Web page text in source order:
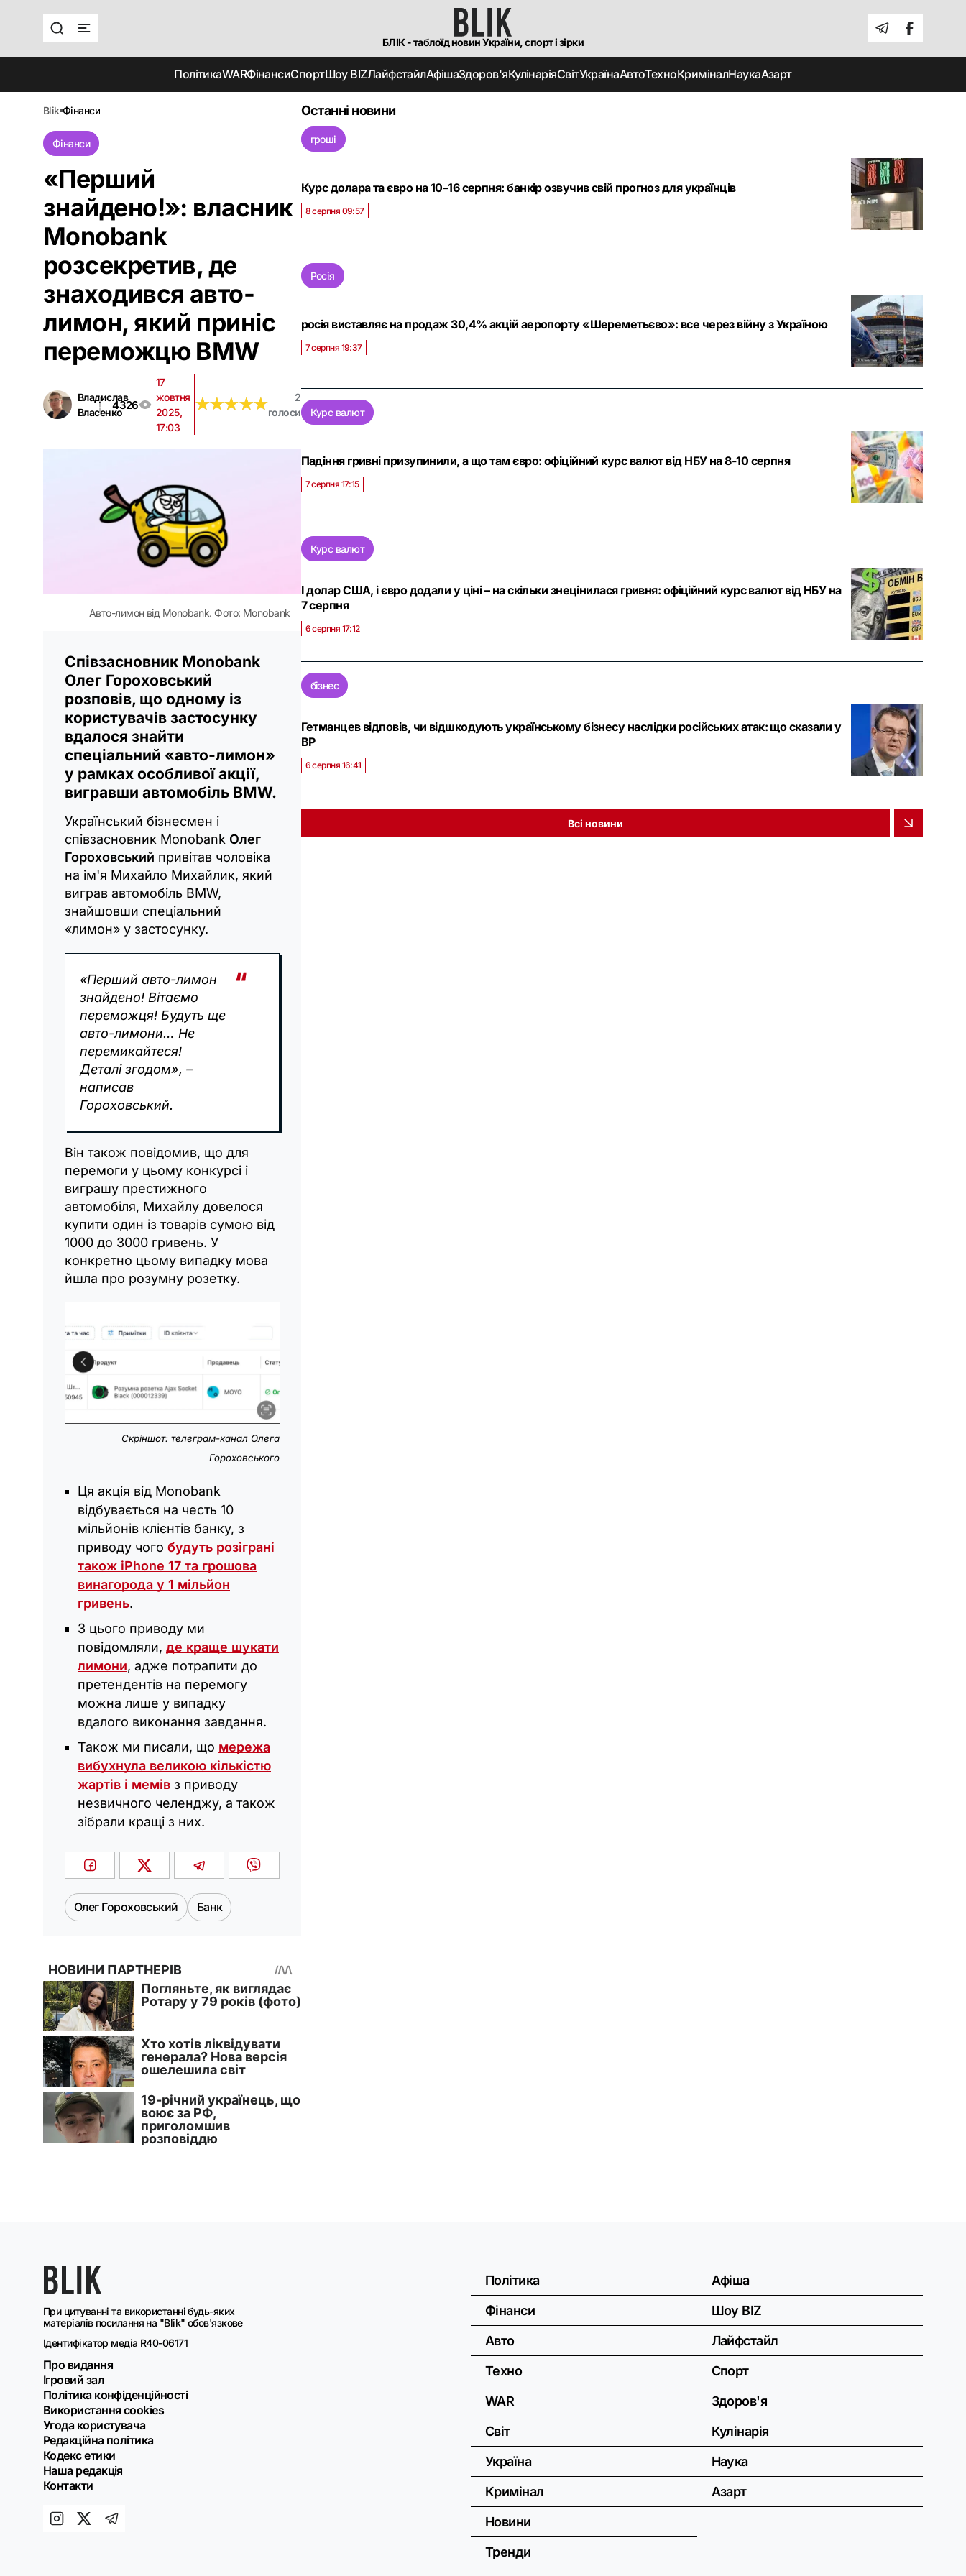
БЛІК - таблоїд новин України, спорт і зірки
ПолітикаWARФінансиСпортШоу BIZЛайфстайлАфішаЗдоров'яКулінаріяСвітУкраїнаАвтоТехноКриміналНаукаАзарт
blik фінанси
Фінанси
«Перший
знайдено!»: власник
Monobank
розсекретив, де
знаходився авто-
лимон, який приніс
переможцю BMW
Владислав
Власенко
4326
17
жовтня
2025,
17:03
★★★★★
★★★★★
2
голоси
Авто-лимон від Monobank. Фото: Monobank
Співзасновник Monobank
Олег Гороховський
розповів, що одному із
користувачів застосунку
вдалося знайти
спеціальний «авто-лимон»
у рамках особливої акції,
вигравши автомобіль BMW.
Український бізнесмен і
співзасновник Monobank Олег
Гороховський привітав чоловіка
на ім'я Михайло Михайлик, який
виграв автомобіль BMW,
знайшовши спеціальний
«лимон» у застосунку.
«Перший авто-лимон
знайдено! Вітаємо
переможця! Будуть ще
авто-лимони… Не
перемикайтеся!
Деталі згодом», –
написав
Гороховський.
Він також повідомив, що для
перемоги у цьому конкурсі і
виграшу престижного
автомобіля, Михайлу довелося
купити один із товарів сумою від
1000 до 3000 гривень. У
конкретно цьому випадку мова
йшла про розумну розетку.
Скріншот: телеграм-канал Олега
Гороховського
Ця акція від Monobank
відбувається на честь 10
мільйонів клієнтів банку, з
приводу чого будуть розіграні
також iPhone 17 та грошова
винагорода у 1 мільйон
гривень.
З цього приводу ми
повідомляли, де краще шукати
лимони, адже потрапити до
претендентів на перемогу
можна лише у випадку
вдалого виконання завдання.
Також ми писали, що мережа
вибухнула великою кількістю
жартів і мемів з приводу
незвичного челенджу, а також
зібрали кращі з них.
Олег Гороховський Банк
Останні новини
гроші
Курс долара та євро на 10–16 серпня: банкір озвучив свій прогноз для українців
8 серпня 09:57
Росія
росія виставляє на продаж 30,4% акцій аеропорту «Шереметьєво»: все через війну з Україною
7 серпня 19:37
Курс валют
Падіння гривні призупинили, а що там євро: офіційний курс валют від НБУ на 8-10 серпня
7 серпня 17:15
Курс валют
І долар США, і євро додали у ціні – на скільки знецінилася гривня: офіційний курс валют від НБУ на
7 серпня
6 серпня 17:12
бізнес
Гетманцев відповів, чи відшкодують українському бізнесу наслідки російських атак: що сказали у
ВР
6 серпня 16:41
Всі новини
При цитуванні та використанні будь-яких
матеріалів посилання на "Blik" обов'язкове
Ідентифікатор медіа R40-06171
Про видання
Ігровий зал
Політика конфіденційності
Використання cookies
Угода користувача
Редакційна політика
Кодекс етики
Наша редакція
Контакти
Політика
Фінанси
Авто
Техно
WAR
Світ
Україна
Кримінал
Новини
Тренди
Афіша
Шоу BIZ
Лайфстайл
Спорт
Здоров'я
Кулінарія
Наука
Азарт